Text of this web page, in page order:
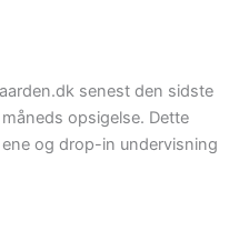
senest den sidste
opsigelse. Dette
og drop-in undervisning